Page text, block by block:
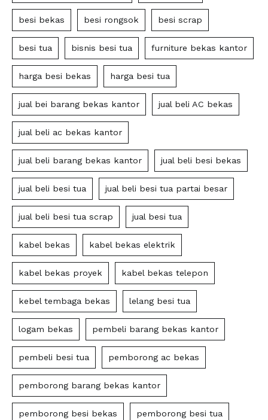
besi bekas besi rongsok besi scrap
besi tua bisnis besi tua furniture bekas kantor
harga besi bekas harga besi tua
jual bei barang bekas kantor jual beli AC bekas
jual beli ac bekas kantor
jual beli barang bekas kantor jual beli besi bekas
jual beli besi tua jual beli besi tua partai besar
jual beli besi tua scrap jual besi tua
kabel bekas kabel bekas elektrik
kabel bekas proyek kabel bekas telepon
kebel tembaga bekas lelang besi tua
logam bekas pembeli barang bekas kantor
pembeli besi tua pemborong ac bekas
pemborong barang bekas kantor
pemborong besi bekas pemborong besi tua